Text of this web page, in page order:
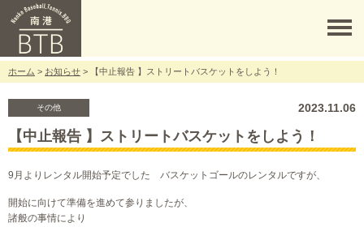
ホーム > お知らせ > 【中止報告 】ストリートバスケットをしよう！
2023.11.06
その他
【中止報告 】ストリートバスケットをしよう！
9月よりレンタル開始予定でした バスケットゴールのレンタルですが、
開始に向けて準備を進めて参りましたが、
諸般の事情により